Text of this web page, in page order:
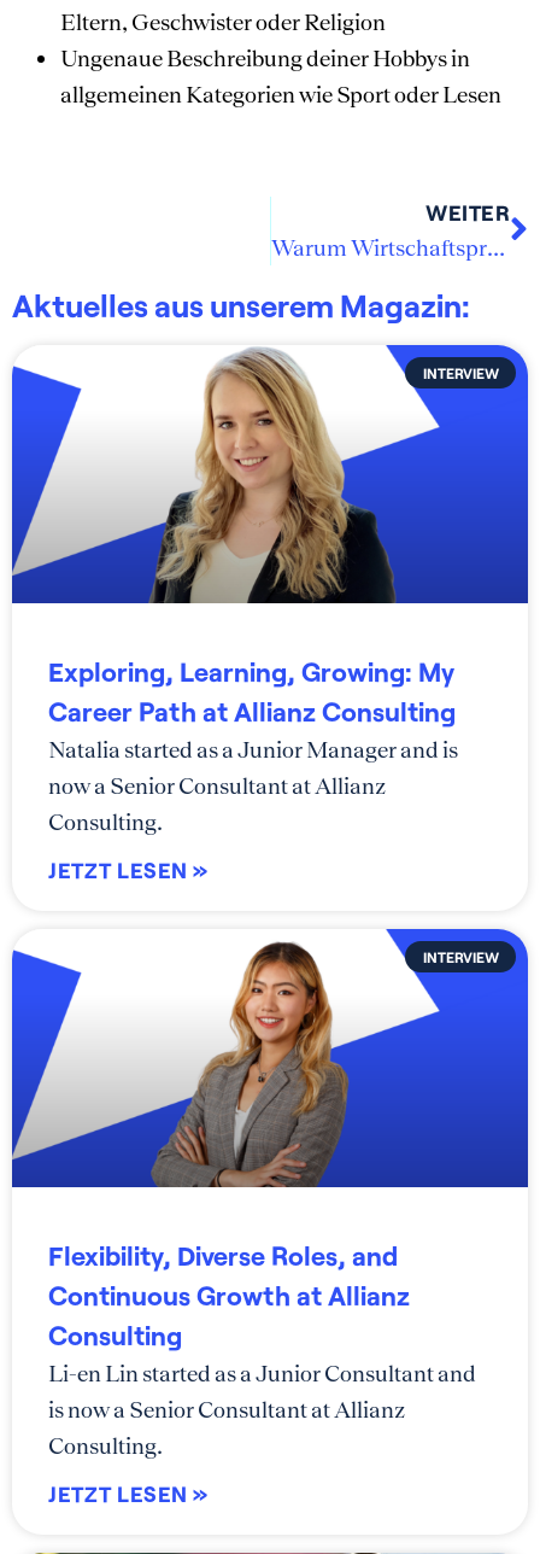
Eltern, Geschwister oder Religion
Ungenaue Beschreibung deiner Hobbys in
allgemeinen Kategorien wie Sport oder Lesen
WEITER
Warum Wirtschaftsprüfung: Pro und Contra
Aktuelles aus unserem Magazin:
INTERVIEW
Exploring, Learning, Growing: My
Career Path at Allianz Consulting
Natalia started as a Junior Manager and is
now a Senior Consultant at Allianz
Consulting.
JETZT LESEN »
INTERVIEW
Flexibility, Diverse Roles, and
Continuous Growth at Allianz
Consulting
Li-en Lin started as a Junior Consultant and
is now a Senior Consultant at Allianz
Consulting.
JETZT LESEN »